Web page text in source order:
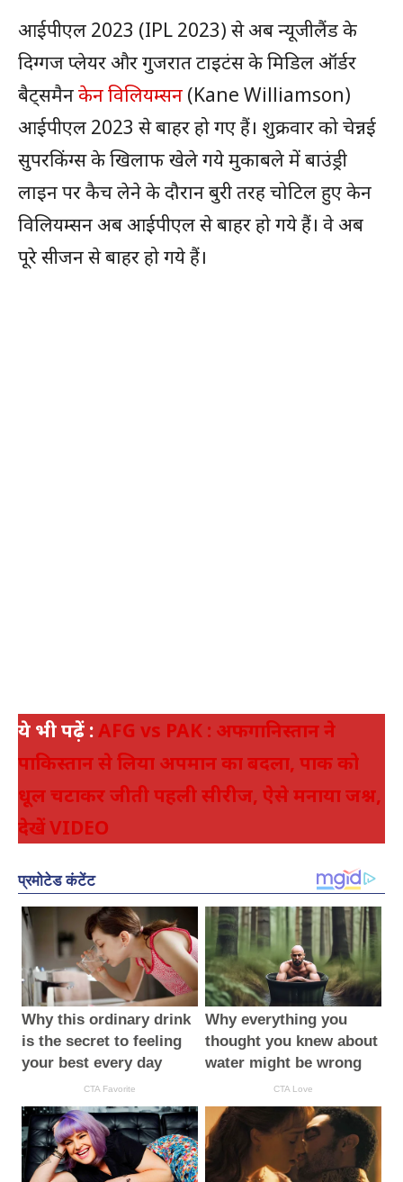
आईपीएल 2023 (IPL 2023) से अब न्यूजीलैंड के
दिग्गज प्लेयर और गुजरात टाइटंस के मिडिल ऑर्डर
बैट्समैनकेन विलियम्सन (Kane Williamson)
आईपीएल 2023 से बाहर हो गए हैं। शुक्रवार को चेन्नई
सुपरकिंग्स के खिलाफ खेले गये मुकाबले में बाउंड्री
लाइन पर कैच लेने के दौरान बुरी तरह चोटिल हुए केन
विलियम्सन अब आईपीएल से बाहर हो गये हैं। वे अब
पूरे सीजन से बाहर हो गये हैं।
ये भी पढ़ें :AFG vs PAK : अफगानिस्तान ने
पाकिस्तान से लिया अपमान का बदला, पाक को
धूल चटाकर जीती पहली सीरीज, ऐसे मनाया जश्न,
देखें VIDEO